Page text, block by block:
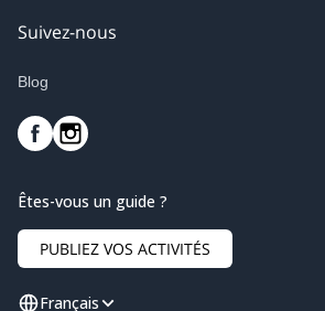
Suivez-nous
Blog
Êtes-vous un guide ?
PUBLIEZ VOS ACTIVITÉS
Français